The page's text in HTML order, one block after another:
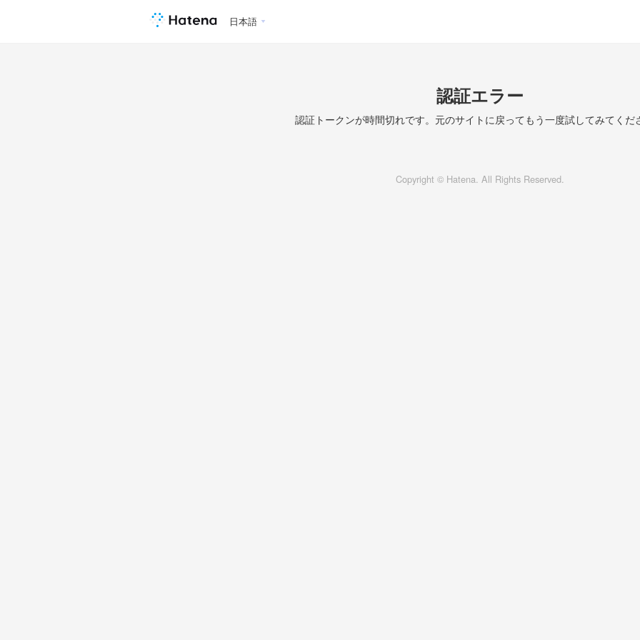
日本語
認証エラー
認証トークンが時間切れです。元のサイトに戻ってもう一度試してみてくだ
Copyright © Hatena. All Rights Reserved.